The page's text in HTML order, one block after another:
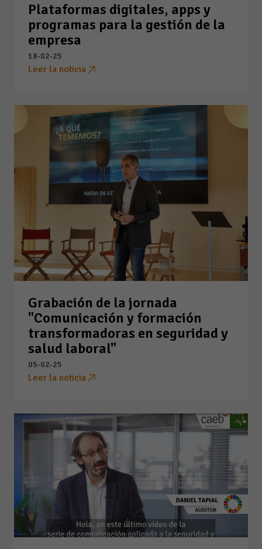
Plataformas digitales, apps y
programas para la gestión de la
empresa
18-02-25
Leer la noticia
Grabación de la jornada
"Comunicación y formación
transformadoras en seguridad y
salud laboral"
05-02-25
Leer la noticia